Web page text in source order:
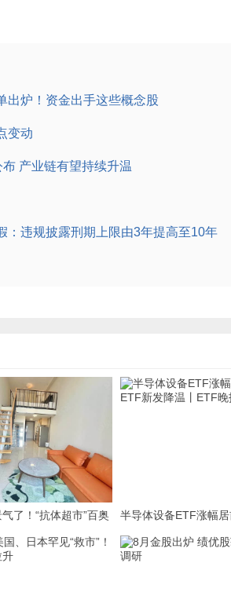
出炉！资金出手这些概念股
变动
布 产业链有望持续升温
：违规披露刑期上限由3年提高至10年
了！“抗体超市”百奥
年上半年净赚2亿余
年
半导体设备ETF涨幅
F新发降温丨ETF晚报